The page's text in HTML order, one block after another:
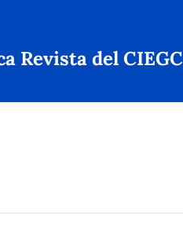
Revista del CIEGC